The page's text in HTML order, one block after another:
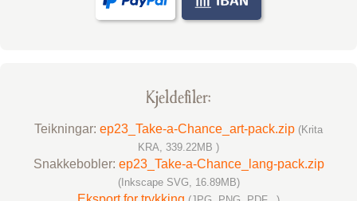
Kjelde­filer:
Teikningar: ep23_Take-a-Chance_art-pack.zip (Krita
KRA, 339.22MB )
Snakke­bobler: ep23_Take-a-Chance_lang-pack.zip
(Inkscape SVG, 16.89MB)